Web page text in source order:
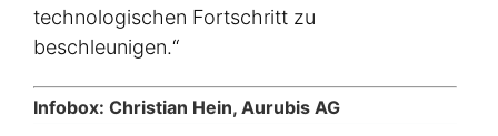
technologischen Fortschritt zu
beschleunigen.“
Infobox: Christian Hein, Aurubis AG